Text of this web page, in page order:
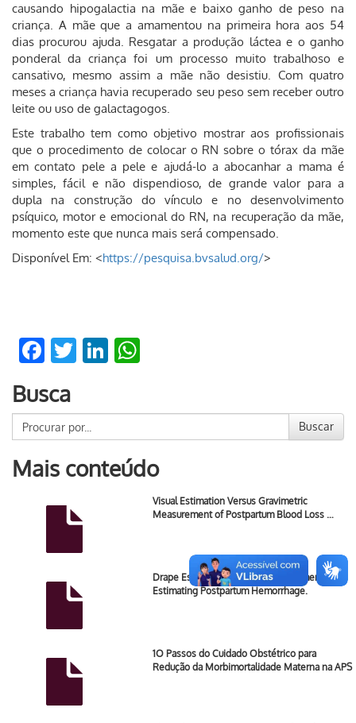
causando hipogalactia na mãe e baixo ganho de peso na
criança. A mãe que a amamentou na primeira hora aos 54
dias procurou ajuda. Resgatar a produção láctea e o ganho
ponderal da criança foi um processo muito trabalhoso e
cansativo, mesmo assim a mãe não desistiu. Com quatro
meses a criança havia recuperado seu peso sem receber outro
leite ou uso de galactagogos.
Este trabalho tem como objetivo mostrar aos profissionais
que o procedimento de colocar o RN sobre o tórax da mãe
em contato pele a pele e ajudá-lo a abocanhar a mama é
simples, fácil e não dispendioso, de grande valor para a
dupla na construção do vínculo e no desenvolvimento
psíquico, motor e emocional do RN, na recuperação da mãe,
momento este que nunca mais será compensado.
Disponível Em: <https://pesquisa.bvsalud.org/>
Facebook
TwitterLinkedIn
Busca
Buscar
Mais conteúdo
Visual Estimation Versus Gravimetric
Measurement of Postpartum Blood Loss …
Drape Estimation vs. Visual Assessment for
Estimating Postpartum Hemorrhage.
1O Passos do Cuidado Obstétrico para
Redução da Morbimortalidade Materna na APS